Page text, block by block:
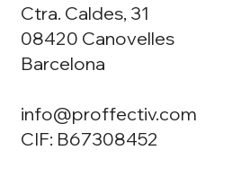
Ctra. Caldes, 31
08420 Canovelles
Barcelona
info@proffectiv.com
CIF: B67308452